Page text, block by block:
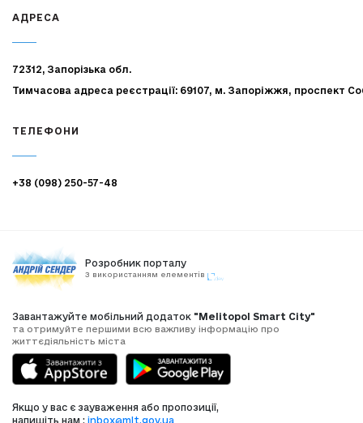
АДРЕСА
72312, Запорізька обл.
Тимчасова адреса реєстрації: 69107, м. Запоріжжя, проспект
ТЕЛЕФОНИ
+38 (098) 250-57-48
Розробник порталу
З використанням елементів
Завантажуйте мобільний додаток "Melitopol Smart City"
та отримуйте першими всю важливу інформацію про
життєдіяльність міста
Якщо у вас є зауваження або пропозиції,
напишіть нам : inbox@mlt.gov.ua